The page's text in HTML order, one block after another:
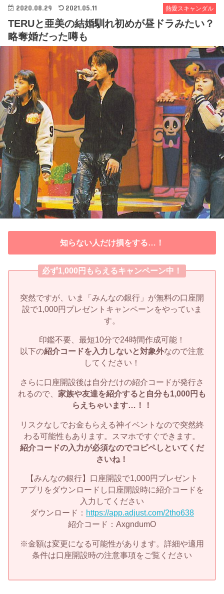
熱愛スキャンダル
2020.08.29 2021.05.11
TERUと亜美の結婚馴れ初めが昼ドラみたい？
略奪婚だった噂も
知らない人だけ損をする…！
必ず1,000円もらえるキャンペーン中！
突然ですが、いま「みんなの銀行」が無料の口座開
設で1,000円プレゼントキャンペーンをやっていま
す。
印鑑不要、最短10分で24時間作成可能！
以下の紹介コードを入力しないと対象外なので注意
してください！
さらに口座開設後は自分だけの紹介コードが発行さ
れるので、 家族や友達を紹介すると自分も1,000円も
らえちゃいます…！！
リスクなしでお金もらえる神イベントなので突然終
わる可能性もあります。スマホですぐできます。
紹介コードの入力が必須なのでコピペしといてくだ
さいね！
【みんなの銀行】口座開設で1,000円プレゼント
アプリをダウンロードし口座開設時に紹介コードを
入力してください
ダウンロード： https://app.adjust.com/2tho638
紹介コード：AxgndumO
※金額は変更になる可能性があります。詳細や適用
条件は口座開設時の注意事項をご覧ください